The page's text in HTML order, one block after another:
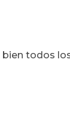
todos